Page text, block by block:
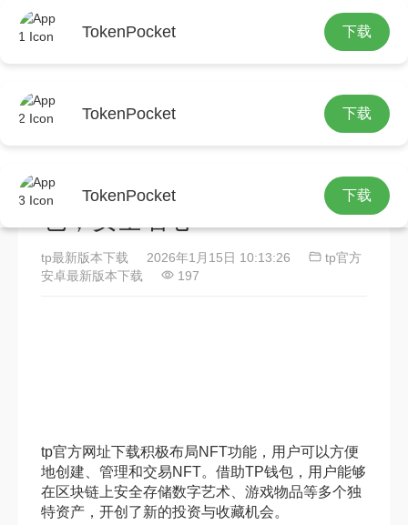
TokenPocket 下载
TokenPocket 下载
TokenPocket 下载
一键切换，高效管理多个钱
tp最新版本下载 2026年1月15日 10:13:26
tp官方
安卓最新版本下载
197
tp官方网址下载积极布局NFT功能，用户可以方便
地创建、管理和交易NFT。借助TP钱包，用户能够
在区块链上安全存储数字艺术、游戏物品等多个独
特资产，开创了新的投资与收藏机会。